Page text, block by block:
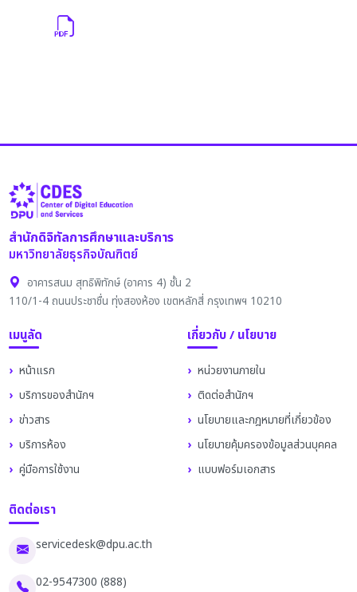
สำนักดิจิทัลการศึกษาและบริการ
มหาวิทยาลัยธุรกิจบัณฑิตย์
อาคารสนม สุทธิพิทักษ์ (อาคาร 4) ชั้น 2
110/1-4 ถนนประชาชื่น ทุ่งสองห้อง เขตหลักสี่ กรุงเทพฯ 10210
เมนูลัด
หน้าแรก
บริการของสำนักฯ
ข่าวสาร
บริการห้อง
คู่มือการใช้งาน
เกี่ยวกับ / นโยบาย
หน่วยงานภายใน
ติดต่อสำนักฯ
นโยบายและกฎหมายที่เกี่ยวข้อง
นโยบายคุ้มครองข้อมูลส่วนบุคคล
แบบฟอร์มเอกสาร
ติดต่อเรา
servicedesk@dpu.ac.th
02-9547300 (888)